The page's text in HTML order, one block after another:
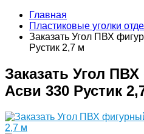
Главная
Пластиковые уголки
Заказать Угол ПВХ
Рустик 2,7 м
Заказать Угол
Асви 330 Рустик